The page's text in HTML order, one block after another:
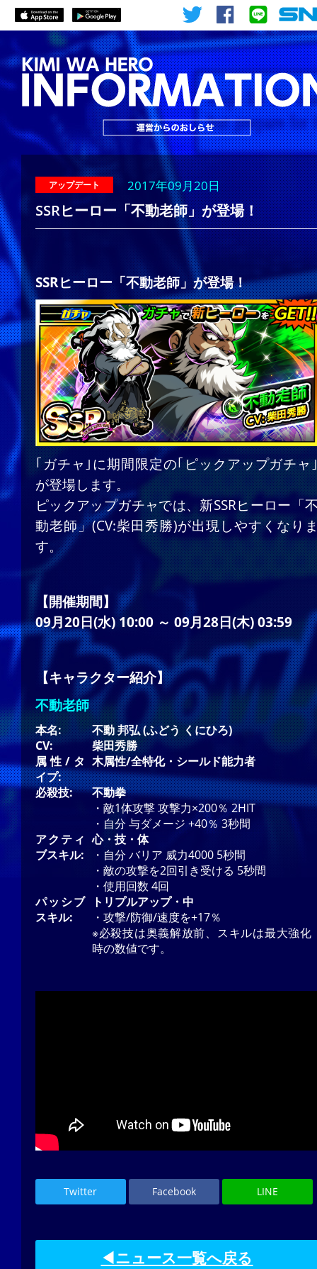
アップデート 2017年09月20日
SSRヒーロー「不動老師」が登場！
SSRヒーロー「不動老師」が登場！
｢ガチャ｣に期間限定の｢ピックアップガチャ
が登場します。
ピックアップガチャでは、新SSRヒーロー「
動老師」(CV:柴田秀勝)が出現しやすくなり
す。
【開催期間】
09月20日(水) 10:00 ～ 09月28日(木) 03:59
【キャラクター紹介】
不動老師
本名:
不動 邦弘 (ふどう くにひろ)
CV:
柴田秀勝
属性/タ
イプ:
木属性/全特化・シールド能力者
必殺技:
不動拳
・敵1体攻撃 攻撃力×200％ 2HIT
・自分 与ダメージ +40％ 3秒間
アクティ
ブスキル:
心・技・体
・自分 バリア 威力4000 5秒間
・敵の攻撃を2回引き受ける 5秒間
・使用回数 4回
パッシブ
スキル:
トリプルアップ・中
・攻撃/防御/速度を+17％
※必殺技は奥義解放前、スキルは最大強化
時の数値です。
Twitter Facebook LINE
◀ニュース一覧へ戻る